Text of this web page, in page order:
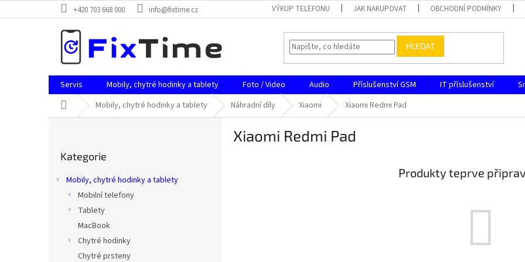
na
+420 703 668 000 info@fixtime.cz VÝKUP TELEFONU JAK NAKUPOVAT OBCHODNÍ PODMÍNKY
HLEDAT
Servis Mobily, chytré hodinky a tablety Foto / Video Audio Příslušenství GSM IT příslušenství
Domů Mobily, chytré hodinky a tablety Náhradní díly Xiaomi Xiaomi Redmi Pad
kategorie
Kategorie
Mobily, chytré hodinky a tablety
Mobilní telefony
Tablety
MacBook
Chytré hodinky
Chytré prsteny
Xiaomi Redmi Pad
Produkty teprve